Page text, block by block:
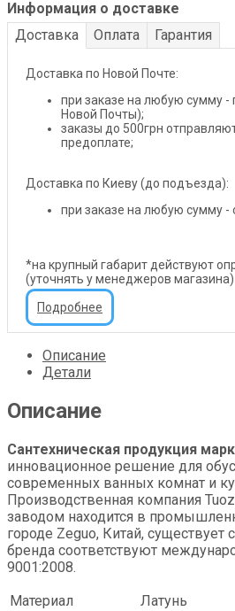
Информация о доставке
Доставка
Оплата Гарантия
Доставка по Новой Почте:
при заказе на любую сумму -
Новой Почты);
заказы до 500грн
предоплате;
Доставка по Киеву (до подъезда):
при заказе на любую сумму -
*на крупный габарит действуют
(уточнять у менеджеров магазина)
Подробнее
Описание
Детали
Описание
Сантехническая продукция
инновационное решение для
современных ванных комнат и
Производственная компания
заводом находится в
городе Zeguo, Китай, существует
бренда соответствуют
9001:2008.
Материал
Латунь